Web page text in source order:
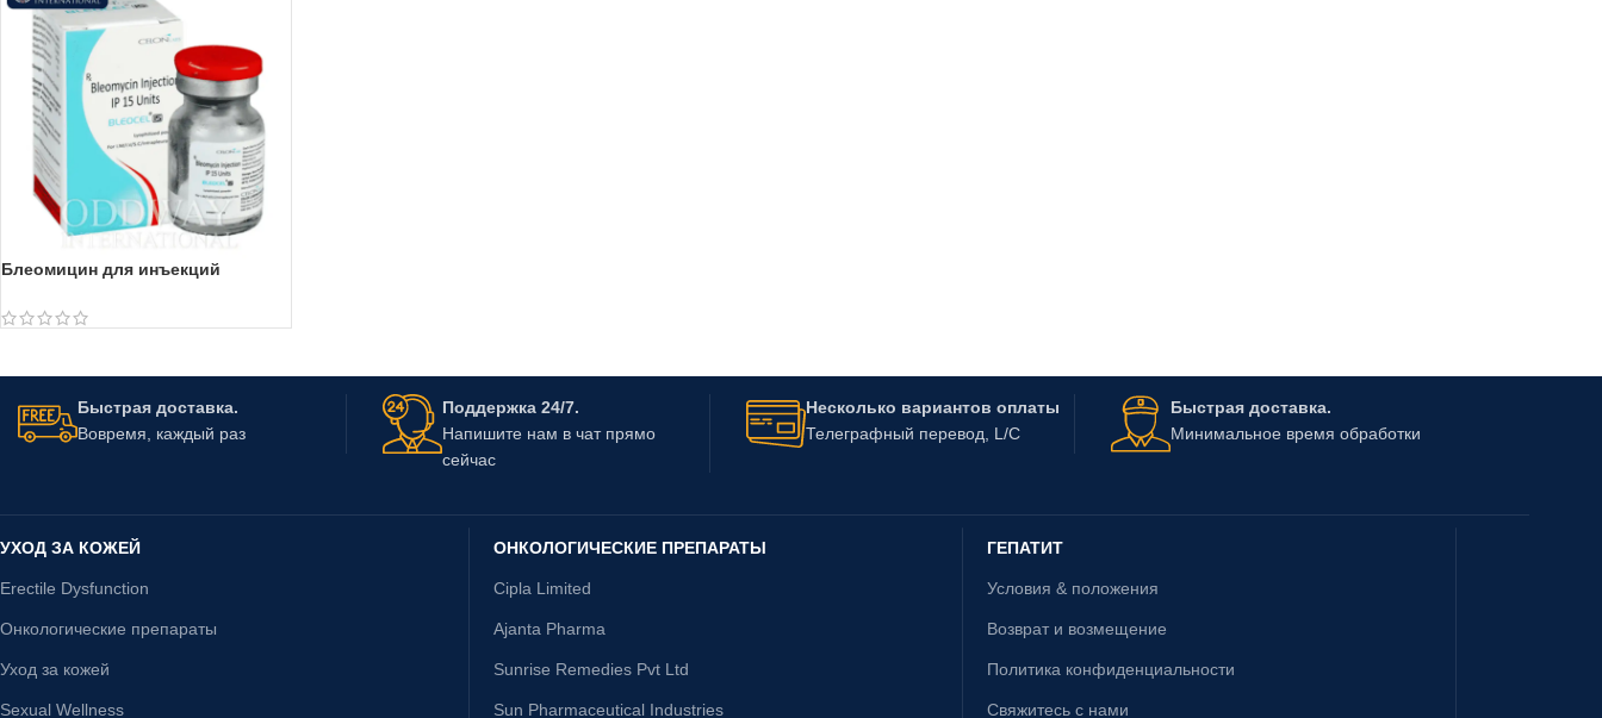
Блеомицин для инъекций
Быстрая доставка.
Вовремя, каждый раз
Поддержка 24/7.
Напишите нам в чат прямо
сейчас
Несколько вариантов оплаты
Телеграфный перевод, L/C
Быстрая доставка.
Минимальное время обработки
УХОД ЗА КОЖЕЙ
Erectile Dysfunction
Онкологические препараты
Уход за кожей
Sexual Wellness
ОНКОЛОГИЧЕСКИЕ ПРЕПАРАТЫ
Cipla Limited
Ajanta Pharma
Sunrise Remedies Pvt Ltd
Sun Pharmaceutical Industries
ГЕПАТИТ
Условия & положения
Возврат и возмещение
Политика конфиденциальности
Свяжитесь с нами